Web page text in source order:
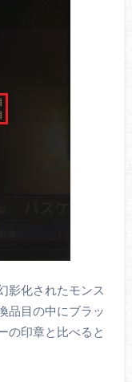
影化されたモンス
品目の中にブラッ
の印章と比べると